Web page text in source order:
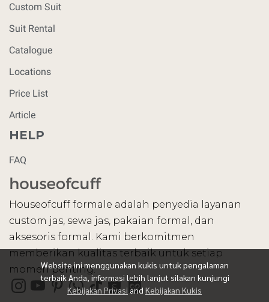
Website ini menggunakan kukis untuk pengalaman
terbaik Anda, informasi lebih lanjut silakan kunjungi
Kebijakan Privasi and Kebijakan Kukis
Custom Suit
Suit Rental
Catalogue
Locations
Price List
Article
HELP
FAQ
Houseofcuff formale adalah penyedia layanan
custom jas, sewa jas, pakaian formal, dan
aksesoris formal. Kami berkomitmen
memberikan kualitas terbaik untuk setiap
momen penting.